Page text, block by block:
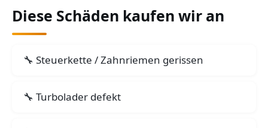
Diese Schäden kaufen wir an
Steuerkette / Zahnriemen gerissen
Turbolader defekt